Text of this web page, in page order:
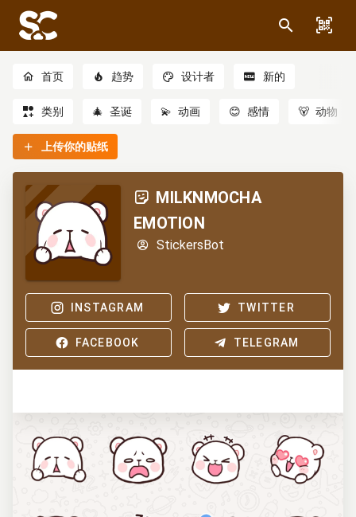
首页 趋势 设计者 新的
类别 🎄 圣诞 💫 动画 😊 感情 🐻 动物
上传你的贴纸
MILKNMOCHA
EMOTION
StickersBot
INSTAGRAM TWITTER
FACEBOOK TELEGRAM